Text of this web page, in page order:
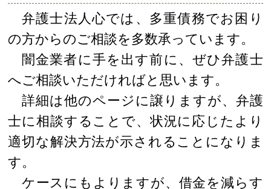
弁護士法人心では、多重債務でお困り
の方からのご相談を多数承っています。
闇金業者に手を出す前に、ぜひ弁護士
へご相談いただければと思います。
詳細は他のページに譲りますが、弁護
士に相談することで、状況に応じたより
適切な解決方法が示されることになりま
す。
ケースにもよりますが、借金を減らす